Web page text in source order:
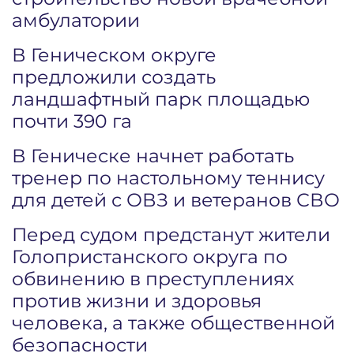
амбулатории
В Геническом округе
предложили создать
ландшафтный парк площадью
почти 390 га
В Геническе начнет работать
тренер по настольному теннису
для детей с ОВЗ и ветеранов СВО
Перед судом предстанут жители
Голопристанского округа по
обвинению в преступлениях
против жизни и здоровья
человека, а также общественной
безопасности